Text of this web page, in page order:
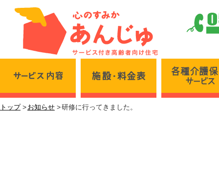
サービス内容 施設・料金表
トップ お知らせ 研修に行ってきました。